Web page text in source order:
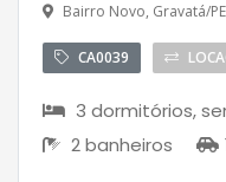
Bairro Novo, Gravatá/PE
CA0039
3 dormitórios,
2 banheiros